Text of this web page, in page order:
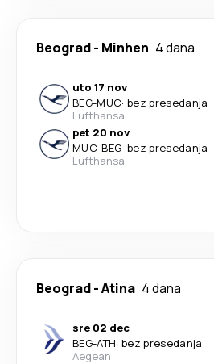
Beograd- Minhen 4 dana
uto 17 nov
BEG-MUC· bez presedanja
Lufthansa
pet 20 nov
MUC-BEG· bez presedanja
Lufthansa
Beograd-Atina 4 dana
sre 02 dec
BEG-ATH· bez presedanja
Aegean